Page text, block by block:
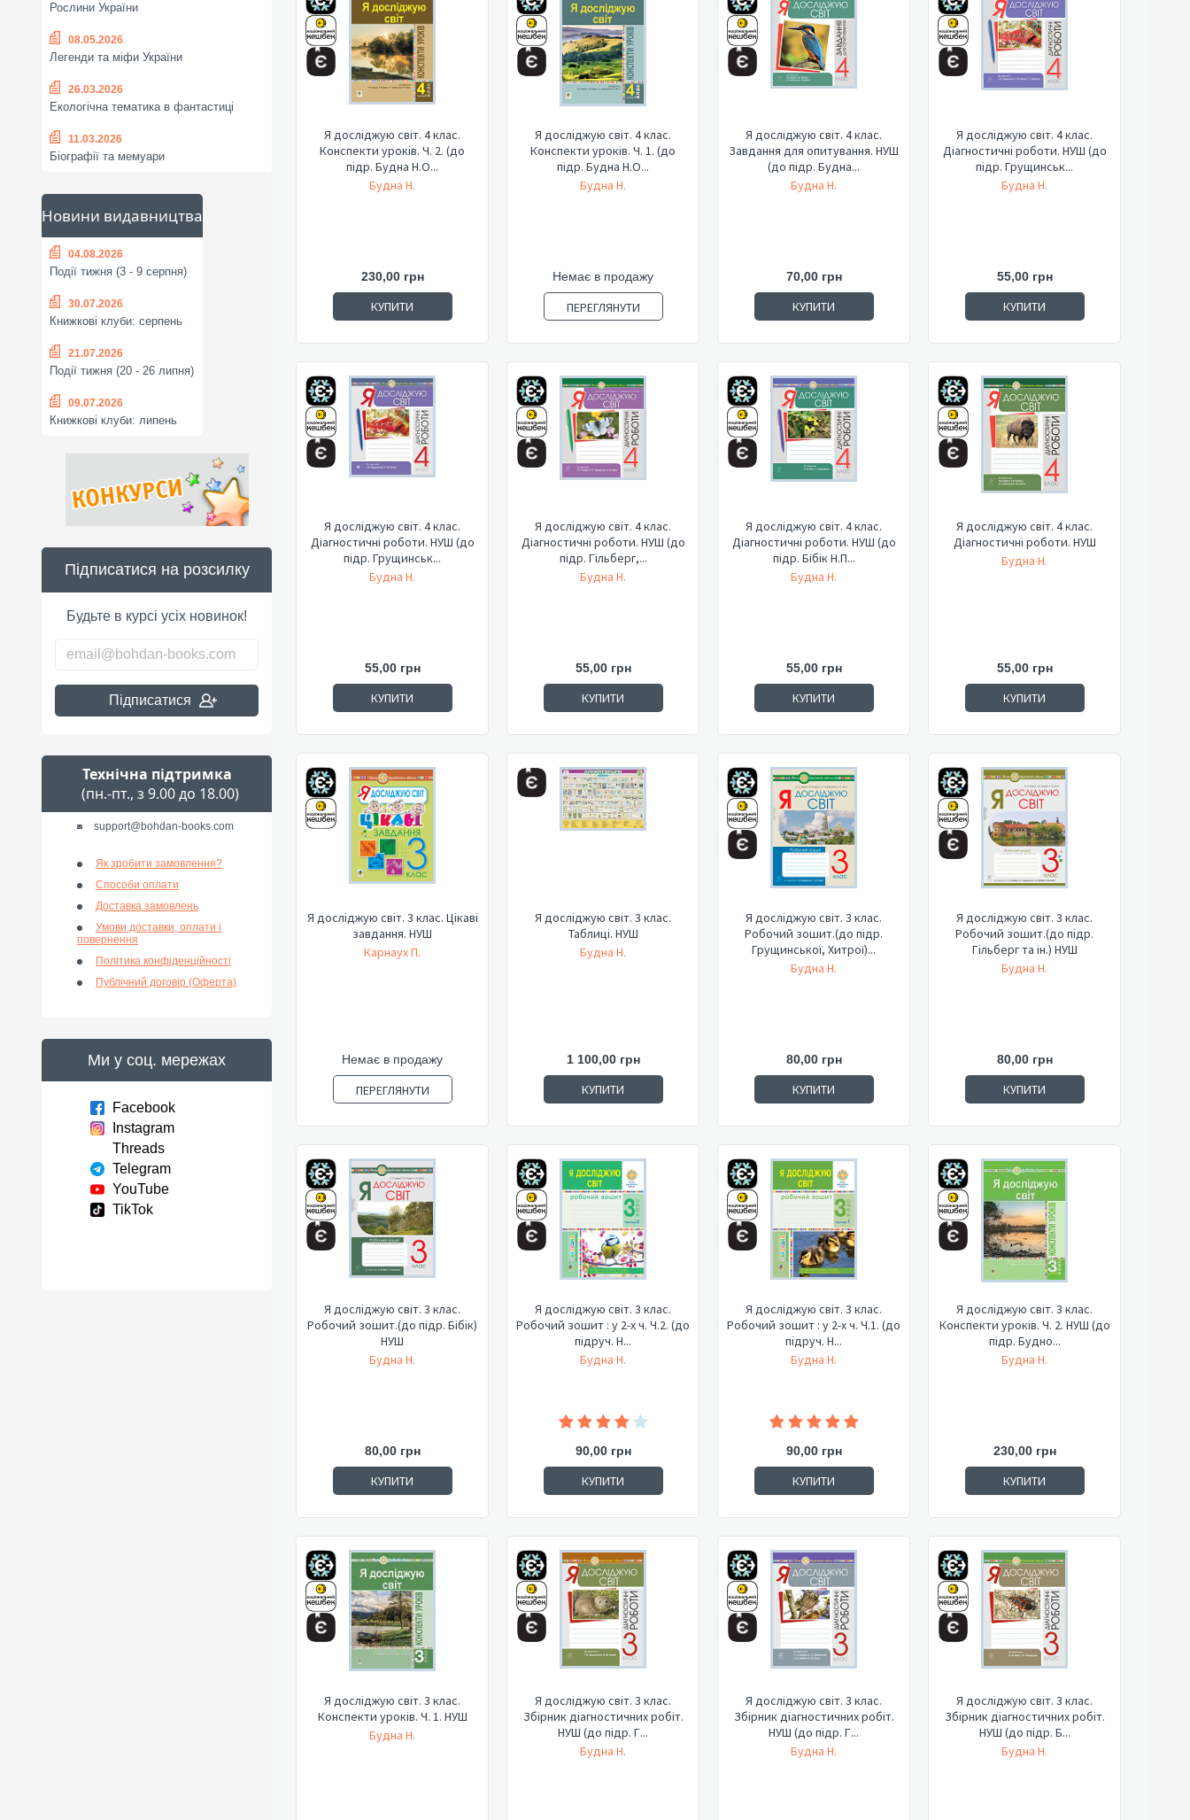
Рослини України
08.05.2026
Легенди та міфи України
26.03.2026
Екологічна тематика в фантастиці
11.03.2026
Біографії та мемуари
Новини видавництва
04.08.2026
Події тижня (3 - 9 серпня)
30.07.2026
Книжкові клуби: серпень
21.07.2026
Події тижня (20 - 26 липня)
09.07.2026
Книжкові клуби: липень
Підписатися на розсилку
Будьте в курсі усіх новинок!
Підписатися
Технічна підтримка
(пн.-пт., з 9.00 до 18.00)
support@bohdan-books.com
Як зробити замовлення?
Способи оплати
Доставка замовлень
Умови доставки, оплати і
повернення
Політика конфіденційності
Публічний договір (Оферта)
Ми у соц. мережах
Facebook
Instagram
Threads
Telegram
YouTube
TikTok
Я досліджую світ. 4 клас.
Конспекти уроків. Ч. 2. (до
підр. Будна Н.О...
Будна Н.
230,00 грн
КУПИТИ
Я досліджую світ. 4 клас.
Конспекти уроків. Ч. 1. (до
підр. Будна Н.О...
Будна Н.
Немає в продажу
ПЕРЕГЛЯНУТИ
Я досліджую світ. 4 клас.
Завдання для опитування. НУШ
(до підр. Будна...
Будна Н.
70,00 грн
КУПИТИ
Я досліджую світ. 4 клас.
Діагностичні роботи. НУШ (до
підр. Грущинськ...
Будна Н.
55,00 грн
КУПИТИ
Я досліджую світ. 4 клас.
Діагностичні роботи. НУШ (до
підр. Грущинськ...
Будна Н.
55,00 грн
КУПИТИ
Я досліджую світ. 4 клас.
Діагностичні роботи. НУШ (до
підр. Гільберг,...
Будна Н.
55,00 грн
КУПИТИ
Я досліджую світ. 4 клас.
Діагностичні роботи. НУШ (до
підр. Бібік Н.П...
Будна Н.
55,00 грн
КУПИТИ
Я досліджую світ. 4 клас.
Діагностичні роботи. НУШ
Будна Н.
55,00 грн
КУПИТИ
Я досліджую світ. 3 клас. Цікаві
завдання. НУШ
Карнаух П.
Немає в продажу
ПЕРЕГЛЯНУТИ
Я досліджую світ. 3 клас.
Таблиці. НУШ
Будна Н.
1 100,00 грн
КУПИТИ
Я досліджую світ. 3 клас.
Робочий зошит.(до підр.
Грущинської, Хитрої)...
Будна Н.
80,00 грн
КУПИТИ
Я досліджую світ. 3 клас.
Робочий зошит.(до підр.
Гільберг та ін.) НУШ
Будна Н.
80,00 грн
КУПИТИ
Я досліджую світ. 3 клас.
Робочий зошит.(до підр. Бібік)
НУШ
Будна Н.
80,00 грн
КУПИТИ
Я досліджую світ. 3 клас.
Робочий зошит : у 2-х ч. Ч.2. (до
підруч. Н...
Будна Н.
90,00 грн
КУПИТИ
Я досліджую світ. 3 клас.
Робочий зошит : у 2-х ч. Ч.1. (до
підруч. Н...
Будна Н.
90,00 грн
КУПИТИ
Я досліджую світ. 3 клас.
Конспекти уроків. Ч. 2. НУШ (до
підр. Будно...
Будна Н.
230,00 грн
КУПИТИ
Я досліджую світ. 3 клас.
Конспекти уроків. Ч. 1. НУШ
Будна Н.
Я досліджую світ. 3 клас.
Збірник діагностичних робіт.
НУШ (до підр. Г...
Будна Н.
Я досліджую світ. 3 клас.
Збірник діагностичних робіт.
НУШ (до підр. Г...
Будна Н.
Я досліджую світ. 3 клас.
Збірник діагностичних робіт.
НУШ (до підр. Б...
Будна Н.